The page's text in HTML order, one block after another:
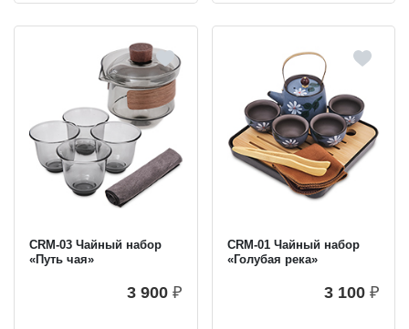
CRM-03 Чайный набор
«Путь чая»
3 900 ₽
CRM-01 Чайный набор
«Голубая река»
3 100 ₽